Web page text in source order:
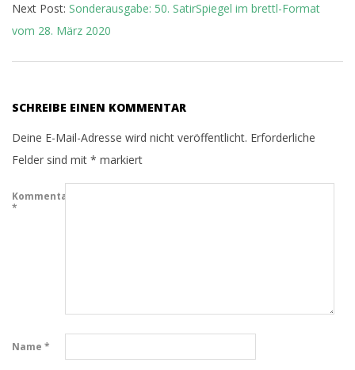
Next Post: Sonderausgabe: 50. SatirSpiegel im brettl-Format
vom 28. März 2020
SCHREIBE EINEN KOMMENTAR
Deine E-Mail-Adresse wird nicht veröffentlicht. Erforderliche
Felder sind mit * markiert
Kommentar
*
Name *